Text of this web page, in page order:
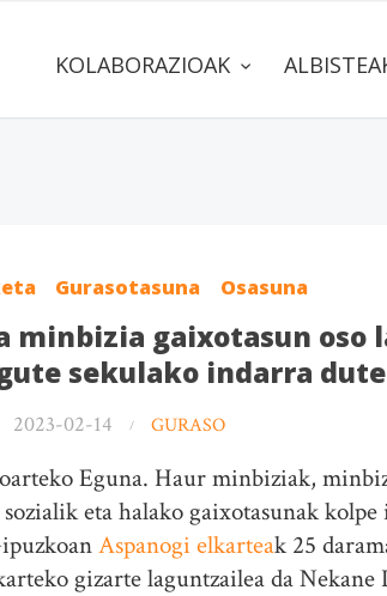
KOLABORAZIOAK
Gurasotasuna Osasuna
minbizia gaixotasun oso
sekulako indarra
2023-02-14 GURASO
Eguna. Haur minbiziak,
eta halako gaixotasunak
Aspanogi elkarteak 25
gizarte laguntzailea da Nekane